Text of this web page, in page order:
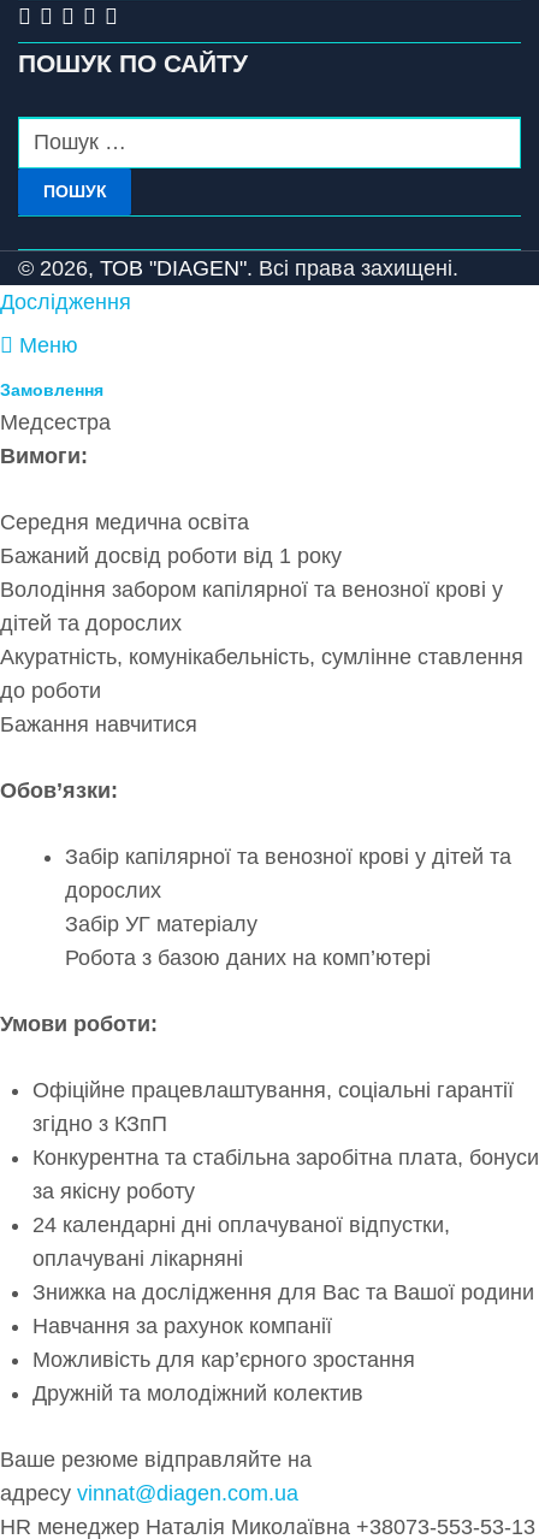
ПОШУК ПО САЙТУ
ПОШУК
© 2026, ТОВ "DIAGEN". Всі права захищені.
Дослідження
Меню
Замовлення
Медсестра
Вимоги:
Середня медична освіта
Бажаний досвід роботи від 1 року
Володіння забором капілярної та венозної крові у
дітей та дорослих
Акуратність, комунікабельність, сумлінне ставлення
до роботи
Бажання навчитися
Обов’язки:
Забір капілярної та венозної крові у дітей та
дорослих
Забір УГ матеріалу
Робота з базою даних на комп’ютері
Умови роботи:
Офіційне працевлаштування, соціальні гарантії
згідно з КЗпП
Конкурентна та стабільна заробітна плата, бонуси
за якісну роботу
24 календарні дні оплачуваної відпустки,
оплачувані лікарняні
Знижка на дослідження для Вас та Вашої родини
Навчання за рахунок компанії
Можливість для кар’єрного зростання
Дружній та молодіжний колектив
Ваше резюме відправляйте на
адресу vinnat@diagen.com.ua
HR менеджер Наталія Миколаївна +38073-553-53-13